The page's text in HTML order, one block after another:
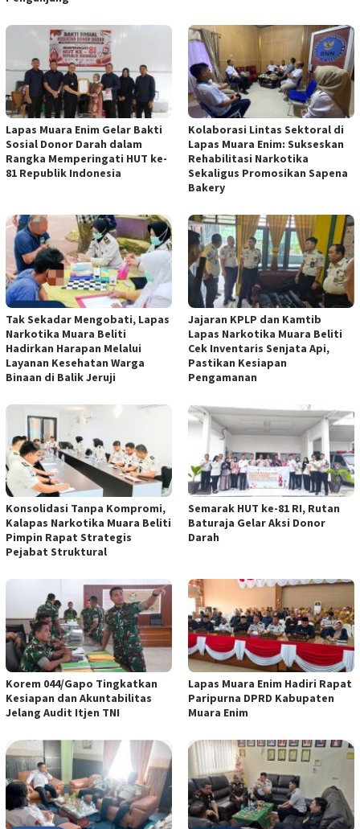
Lapas Muara Enim Gelar Bakti
Sosial Donor Darah dalam
Rangka Memperingati HUT ke-
81 Republik Indonesia
Kolaborasi Lintas Sektoral di
Lapas Muara Enim: Sukseskan
Rehabilitasi Narkotika
Sekaligus Promosikan Sapena
Bakery
Tak Sekadar Mengobati, Lapas
Narkotika Muara Beliti
Hadirkan Harapan Melalui
Layanan Kesehatan Warga
Binaan di Balik Jeruji
Jajaran KPLP dan Kamtib
Lapas Narkotika Muara Beliti
Cek Inventaris Senjata Api,
Pastikan Kesiapan
Pengamanan
Konsolidasi Tanpa Kompromi,
Kalapas Narkotika Muara Beliti
Pimpin Rapat Strategis
Pejabat Struktural
Semarak HUT ke-81 RI, Rutan
Baturaja Gelar Aksi Donor
Darah
Korem 044/Gapo Tingkatkan
Kesiapan dan Akuntabilitas
Jelang Audit Itjen TNI
Lapas Muara Enim Hadiri Rapat
Paripurna DPRD Kabupaten
Muara Enim